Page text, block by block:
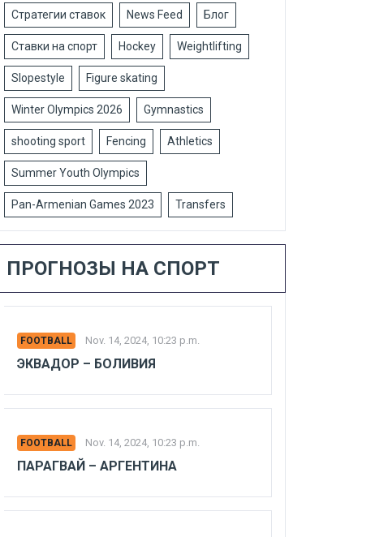
Стратегии ставок News Feed Блог
Ставки на спорт Hockey Weightlifting
Slopestyle Figure skating
Winter Olympics 2026 Gymnastics
shooting sport Fencing Athletics
Summer Youth Olympics
Pan-Armenian Games 2023 Transfers
ПРОГНОЗЫ НА СПОРТ
FOOTBALL Nov. 14, 2024, 10:23 p.m.
ЭКВАДОР – БОЛИВИЯ
FOOTBALL Nov. 14, 2024, 10:23 p.m.
ПАРАГВАЙ – АРГЕНТИНА